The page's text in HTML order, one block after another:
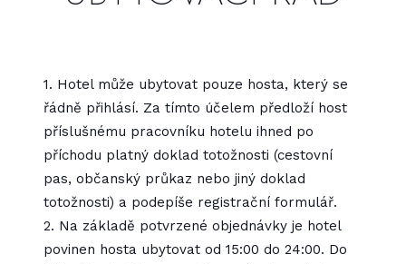
1. Hotel může ubytovat pouze hosta, který se
řádně přihlásí. Za tímto účelem předloží host
příslušnému pracovníku hotelu ihned po
příchodu platný doklad totožnosti (cestovní
pas, občanský průkaz nebo jiný doklad
totožnosti) a podepíše registrační formulář.
2. Na základě potvrzené objednávky je hotel
povinen hosta ubytovat od 15:00 do 24:00. Do